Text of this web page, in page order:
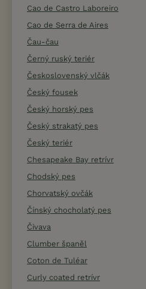
Cao de Castro Laboreiro
Cao de Serra de Aires
Čau-čau
Černý ruský teriér
Československý vlčák
Český fousek
Český horský pes
Český strakatý pes
Český teriér
Chesapeake Bay retrívr
Chodský pes
Chorvatský ovčák
Čínský chocholatý pes
Čivava
Clumber španěl
Coton de Tuléar
Curly coated retrívr